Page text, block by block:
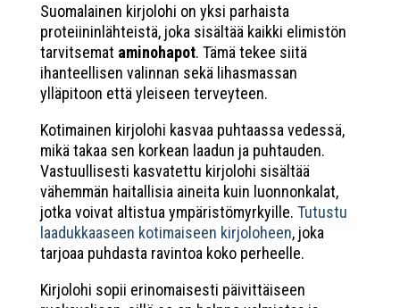
Suomalainen kirjolohi on yksi parhaista
proteiininlähteistä, joka sisältää kaikki elimistön
tarvitsemat aminohapot. Tämä tekee siitä
ihanteellisen valinnan sekä lihasmassan
ylläpitoon että yleiseen terveyteen.
Kotimainen kirjolohi kasvaa puhtaassa vedessä,
mikä takaa sen korkean laadun ja puhtauden.
Vastuullisesti kasvatettu kirjolohi sisältää
vähemmän haitallisia aineita kuin luonnonkalat,
jotka voivat altistua ympäristömyrkyille. Tutustu
laadukkaaseen kotimaiseen kirjoloheen, joka
tarjoaa puhdasta ravintoa koko perheelle.
Kirjolohi sopii erinomaisesti päivittäiseen